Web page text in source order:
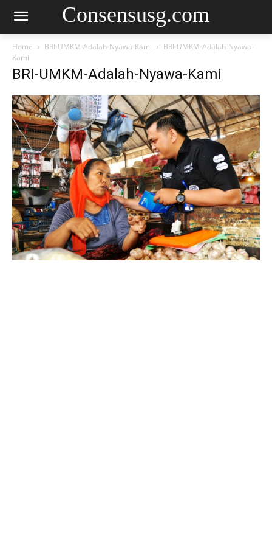
Consensusg.com
Home BRI-UMKM-Adalah-Nyawa-Kami
BRI-UMKM-Adalah-Nyawa-
Kami
BRI-UMKM-Adalah-Nyawa-Kami